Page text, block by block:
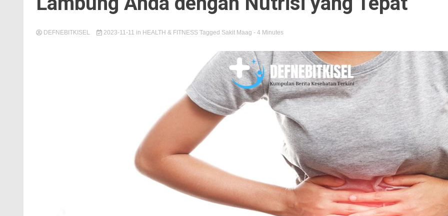
DEFNEBITKISEL 2023-11-11 in HEALTH & FITNESS Tagged Sakit Maag - 4 Minutes